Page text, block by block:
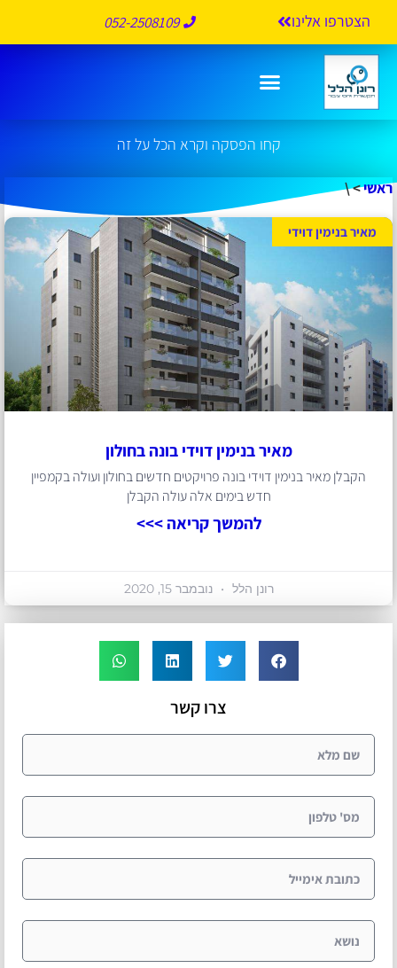
הצטרפו אלינו 052-2508109
קחו הפסקה וקרא הכל על זה
ראשי>
\
מאיר בנימין דוידי
מאיר בנימין דוידי בונה בחולון
הקבלן מאיר בנימין דוידי בונה פרויקטים חדשים בחולון ועולה בקמפיין
חדש בימים אלה עולה הקבלן
להמשך קריאה >>>
רונן הלל נובמבר 15, 2020
צרו קשר